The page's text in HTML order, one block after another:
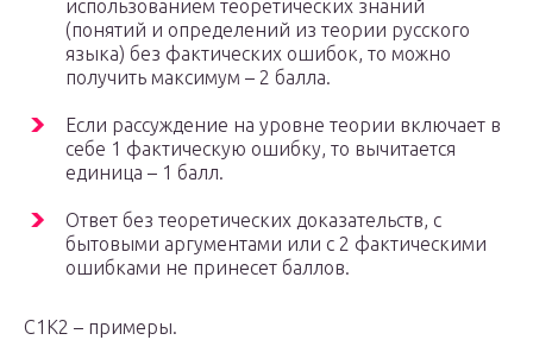
использованием теоретических знаний
(понятий и определений из теории русского
языка) без фактических ошибок, то можно
получить максимум – 2 балла.
Если рассуждение на уровне теории включает в
себе 1 фактическую ошибку, то вычитается
единица – 1 балл.
Ответ без теоретических доказательств, с
бытовыми аргументами или с 2 фактическими
ошибками не принесет баллов.
С1К2 – примеры.